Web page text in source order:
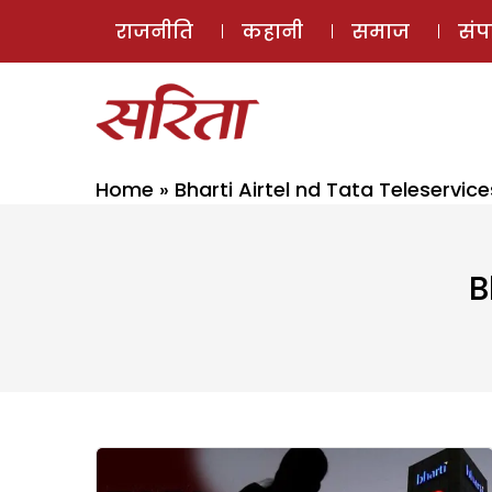
राजनीति कहानी समाज
Home » Bharti Airtel nd Tata